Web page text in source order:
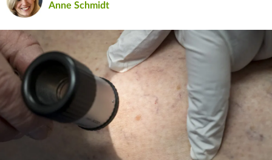
Anne Schmidt